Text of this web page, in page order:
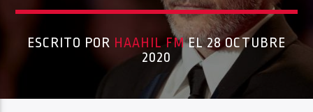
TOP TRENDING
ESCRITO POR HAAHIL FMEL 28 OCTUBRE
2020